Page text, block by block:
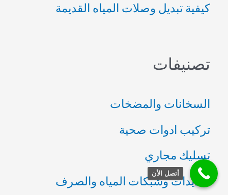
كيفية تبديل وصلات المياه القديمة
تصنيفات
السخانات والمضخات
تركيب ادوات صحية
تسليك مجاري
تمديدات وشبكات المياه والصرف
أتصل الأن